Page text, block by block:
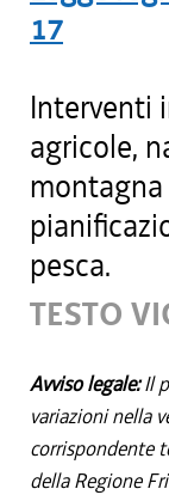
17
Interventi
agricole,
pesca.
TESTO
Avviso legale:Il
variazioni nella
corrispondente
della Regione